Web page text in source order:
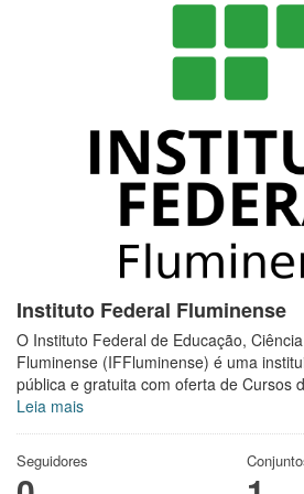
Instituto Federal Fluminense
O Instituto Federal de Educação,
Fluminense (IFFluminense) é uma
pública e gratuita com oferta de Cursos
Leia mais
Seguidores